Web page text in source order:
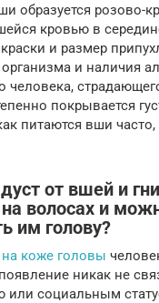
образуется розово-
кровью в
и размер
и наличия
человека,
покрывается
питаются вши
от вшей и
волосах и
им голову?
коже головы
никак не
или социальным